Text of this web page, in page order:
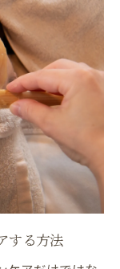
基準と注意
方法を紹介
訣を知る方
ングのポイ
めの理由
の秘密とは
する方法